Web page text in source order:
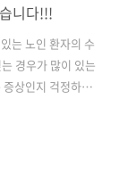
니다!!!
는 노인 환자의 수
경우가 많이 있는
상인지 걱정하시
증상은 어떻게
4. 치매 기억력